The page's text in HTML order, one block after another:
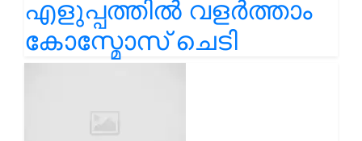
എളുപ്പത്തിൽ വളർത്താം
കോസ്മോസ് ചെടി